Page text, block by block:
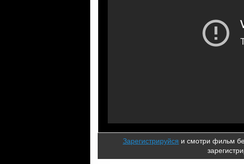
Зарегистрируйся и смотри фильм